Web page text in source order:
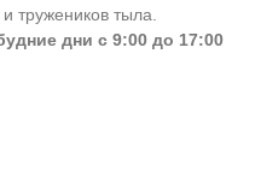
тружеников тыла.
дни с 9:00 до 17:00